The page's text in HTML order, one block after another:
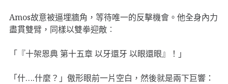
Amos故意被逼埋牆角，等待唯一的反擊機會。他全身內力
盡貫雙臂，同樣以雙拳迎敵︰
「『十架恩典 第十五章 以牙還牙 以眼還眼』！」
「什….什麼？」傲形眼前一片空白，然後就是兩下巨響：